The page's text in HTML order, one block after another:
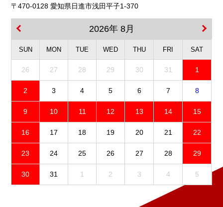
〒470-0128 愛知県日進市浅田平子1-370
2026年 8月
SUN MON TUE WED THU FRI SAT
26 27 28 29 30 31 1
2 3 4 5 6 7 8
9 10 11 12 13 14 15
16 17 18 19 20 21 22
23 24 25 26 27 28 29
30 31 1 2 3 4 5